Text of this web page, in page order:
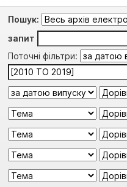
Пошук:
запит
Поточні фільтри: